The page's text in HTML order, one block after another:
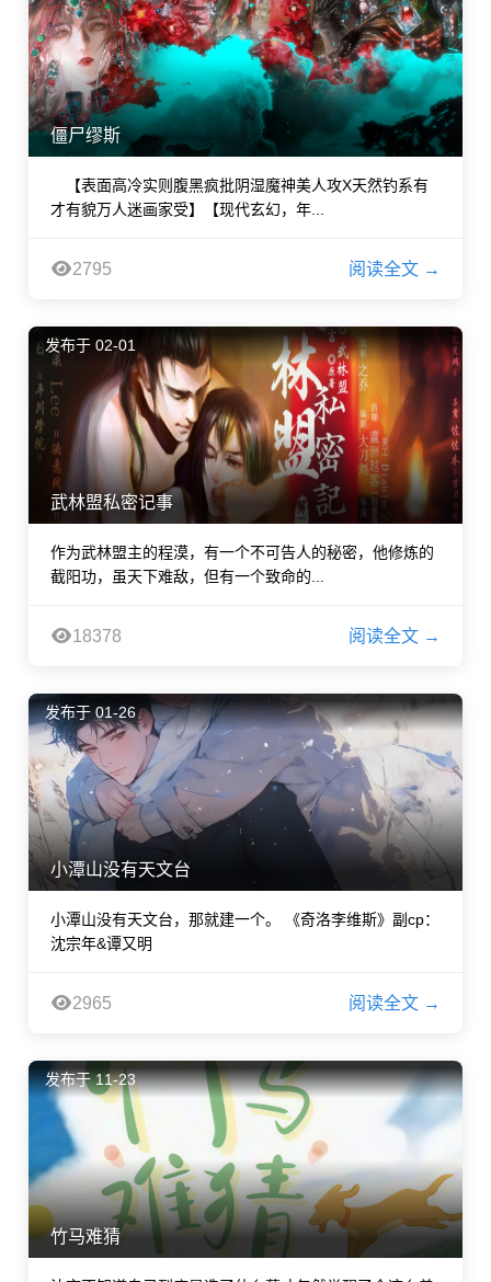
僵尸缪斯
【表面高冷实则腹黑疯批阴湿魔神美人攻X天然钓系有
才有貌万人迷画家受】【现代玄幻，年...
2795 阅读全文 →
发布于 02-01
武林盟私密记事
作为武林盟主的程漠，有一个不可告人的秘密，他修炼的
截阳功，虽天下难敌，但有一个致命的...
18378 阅读全文 →
发布于 01-26
小潭山没有天文台
小潭山没有天文台，那就建一个。 《奇洛李维斯》副cp：
沈宗年&谭又明
2965 阅读全文 →
发布于 11-23
竹马难猜